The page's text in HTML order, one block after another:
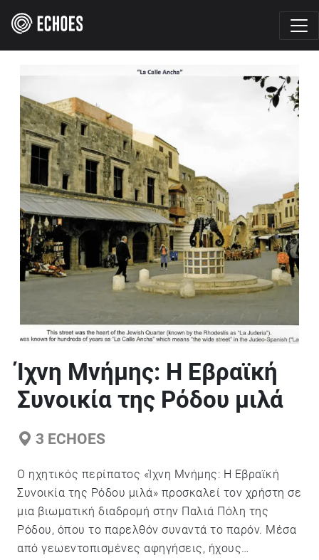
Ίχνη Μνήμης: Η Εβραϊκή
Συνοικία της Ρόδου μιλά
3 ECHOES
Ο ηχητικός περίπατος «Ίχνη Μνήμης: Η Εβραϊκή
Συνοικία της Ρόδου μιλά» προσκαλεί τον χρήστη σε
μια βιωματική διαδρομή στην Παλιά Πόλη της
Ρόδου, όπου το παρελθόν συναντά το παρόν. Μέσα
από γεωεντοπισμένες αφηγήσεις, ήχους